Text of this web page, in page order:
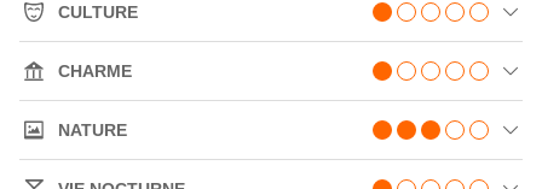
CULTURE
CHARME
NATURE